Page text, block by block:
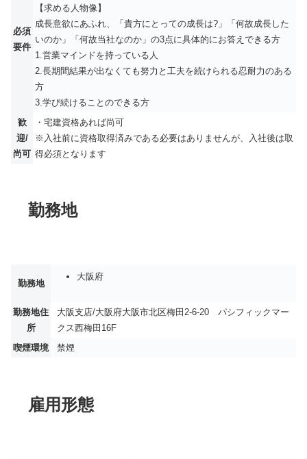
必須
要件
【求める人物像】
成長意欲にあふれ、「貴方にとっての成長は?」「何故成長した
いのか」「何故当社なのか」の3点に具体的にお答えできる方
1.営業マインドを持っている人
2.長期間結果が出なくても努力と工夫を続けられる忍耐力のある
方
3.学び続けることのできる方
歓
迎/
尚可
・宅建資格あれば尚可
※入社前に資格取得済みである必要はありませんが、入社後は取
得必須となります
勤務地
勤務地
大阪府
勤務地住
所
大阪支店/大阪府大阪市北区梅田2-6-20 パシフィックマー
クス西梅田16F
喫煙環境
禁煙
雇用形態